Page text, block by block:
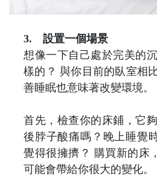
3.
設置一個場景
想像一下自己處於完美的沉
樣的？ 與你目前的臥室相
善睡眠也意味著改變環境。
首先，檢查你的床鋪，它
後脖子酸痛嗎？晚上睡覺
覺得很擁擠？ 購買新的床
可能會帶給你很大的變化。